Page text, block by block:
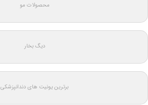
محصولات مو
دیگ بخار
برترین یونیت های دندانپزشکی